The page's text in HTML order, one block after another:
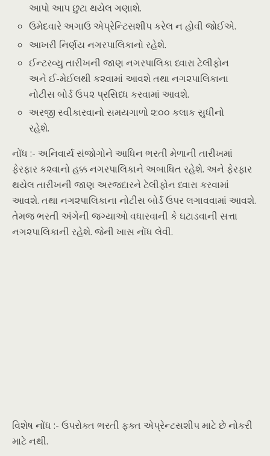
આપો આપ છુટા થયેલ ગણાશે.
ઉમેદવારે અગાઉ એપ્રેન્ટિસશીપ કરેલ ન હોવી જોઈએ.
આખરી નિર્ણય નગરપાલિકાનો રહેશે.
ઈન્ટરવ્યુ તારીખની જાણ નગરપાલિકા ધ્વારા ટેલીફોન
અને ઈ-મેઈલથી ક૨વામાં આવશે તથા નગ૨પાલિકાના
નોટીસ બોર્ડ ઉ૫૨ પ્રસિધ્ધ કરવામાં આવશે.
અરજી સ્વીકારવાનો સમયગાળો ૨:૦૦ કલાક સુધીનો
રહેશે.
નોંધ :- અનિવાર્ય સંજોગોને આધિન ભરતી મેળાની તારીખમાં
ફેરફાર ક૨વાનો હક્ક નગરપાલિકાને અબાધિત રહેશે. અને ફેરફાર
થયેલ તારીખની જાણ અરજદારને ટેલીફોન ધ્વારા કરવામાં
આવશે. તથા નગ૨પાલિકાના નોટીસ બોર્ડ ઉપર લગાવવામાં આવશે.
તેમજ ભરતી અંગેની જગ્યાઓ વધારવાની કે ઘટાડવાની સત્તા
નગ૨પાલિકાની રહેશે. જેની ખાસ નોંધ લેવી.
વિશેષ નોંધ :- ઉપરોક્ત ભરતી ફક્ત એપ્રેન્ટસશીપ માટે છે નોકરી
માટે નથી.